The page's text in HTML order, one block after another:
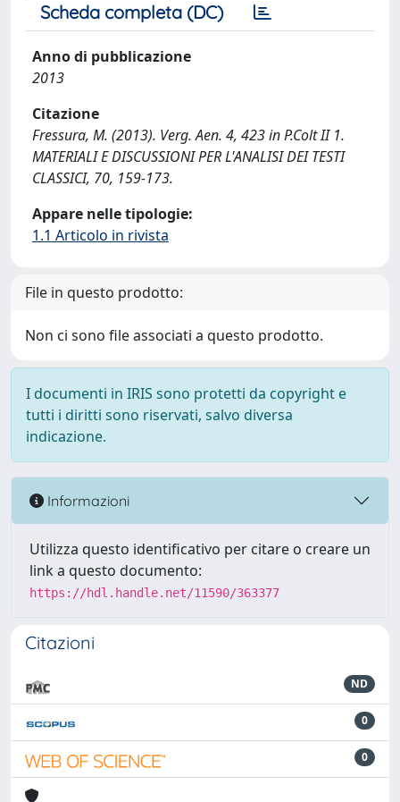
Scheda completa (DC)
Anno di pubblicazione
2013
Citazione
Fressura, M. (2013). Verg. Aen. 4, 423 in P.Colt II 1.
MATERIALI E DISCUSSIONI PER L'ANALISI DEI TESTI
CLASSICI, 70, 159-173.
Appare nelle tipologie:
1.1 Articolo in rivista
File in questo prodotto:
Non ci sono file associati a questo prodotto.
I documenti in IRIS sono protetti da copyright e
tutti i diritti sono riservati, salvo diversa
indicazione.
Informazioni
Utilizza questo identificativo per citare o creare un
link a questo documento:
https://hdl.handle.net/11590/363377
Citazioni
ND
0
0